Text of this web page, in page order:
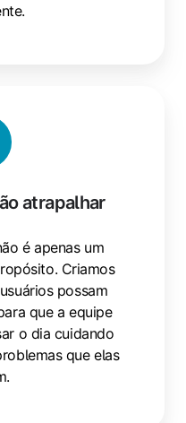
atrapalhar
é apenas um
Criamos
possam
que a equipe
o dia cuidando
que elas